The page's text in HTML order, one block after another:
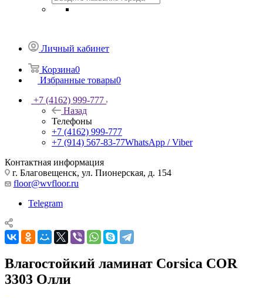
Личный кабинет
Корзина0
Избранные товары0
+7 (4162) 999-777
Назад
Телефоны
+7 (4162) 999-777
+7 (914) 567-83-77WhatsApp / Viber
Контактная информация
г. Благовещенск, ул. Пионерская, д. 154
floor@wvfloor.ru
Telegram
Влагостойкий ламинат Corsica COR
3303 Олли